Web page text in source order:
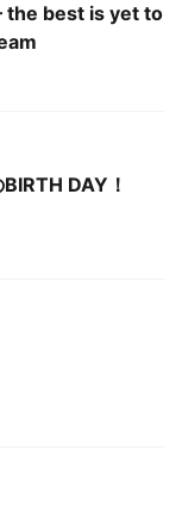
the best is yet to
DAY！